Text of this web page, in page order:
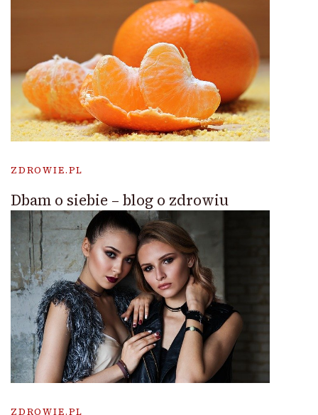
ZDROWIE.PL
Dbam o siebie – blog o zdrowiu
ZDROWIE.PL